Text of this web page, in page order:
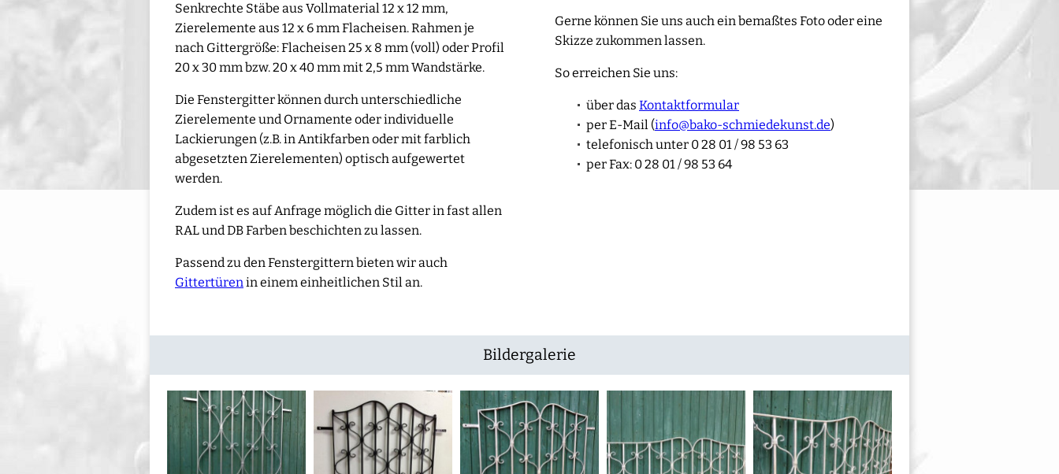
Senkrechte Stäbe aus Vollmaterial 12 x 12 mm,
Zierelemente aus 12 x 6 mm Flacheisen. Rahmen je
nach Gittergröße: Flacheisen 25 x 8 mm (voll) oder Profil
20 x 30 mm bzw. 20 x 40 mm mit 2,5 mm Wandstärke.
Die Fenstergitter können durch unterschiedliche
Zierelemente und Ornamente oder individuelle
Lackierungen (z.B. in Antikfarben oder mit farblich
abgesetzten Zierelementen) optisch aufgewertet
werden.
Zudem ist es auf Anfrage möglich die Gitter in fast allen
RAL und DB Farben beschichten zu lassen.
Passend zu den Fenstergittern bieten wir auch
Gittertürenin einem einheitlichen Stil an.
Gerne können Sie uns auch ein bemaßtes Foto oder eine
Skizze zukommen lassen.
So erreichen Sie uns:
über das Kontaktformular
per E-Mail (info@bako-schmiedekunst.de)
telefonisch unter 0 28 01 / 98 53 63
per Fax: 0 28 01 / 98 53 64
Bildergalerie